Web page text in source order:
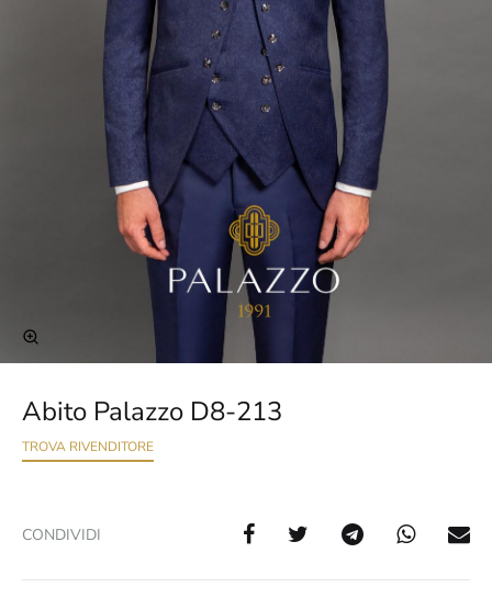
Abito Palazzo D8-213
TROVA RIVENDITORE
CONDIVIDI